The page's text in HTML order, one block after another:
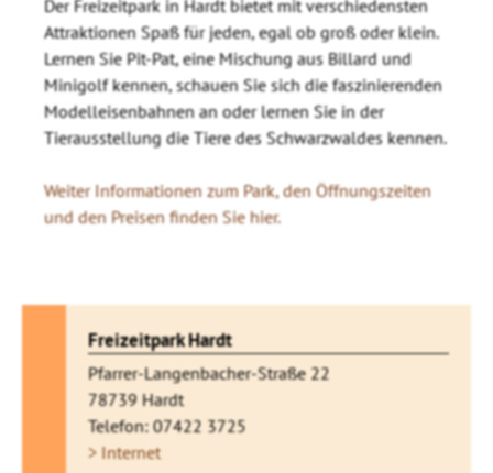
Der Freizeitpark in Hardt bietet mit verschiedensten
Attraktionen Spaß für jeden, egal ob groß oder klein.
Lernen Sie Pit-Pat, eine Mischung aus Billard und
Minigolf kennen, schauen Sie sich die faszinierenden
Modelleisenbahnen an oder lernen Sie in der
Tierausstellung die Tiere des Schwarzwaldes kennen.
Weiter Informationen zum Park, den Öffnungszeiten
und den Preisen finden Sie hier.
Freizeitpark Hardt
Pfarrer-Langenbacher-Straße 22
78739 Hardt
Telefon: 07422 3725
> Internet